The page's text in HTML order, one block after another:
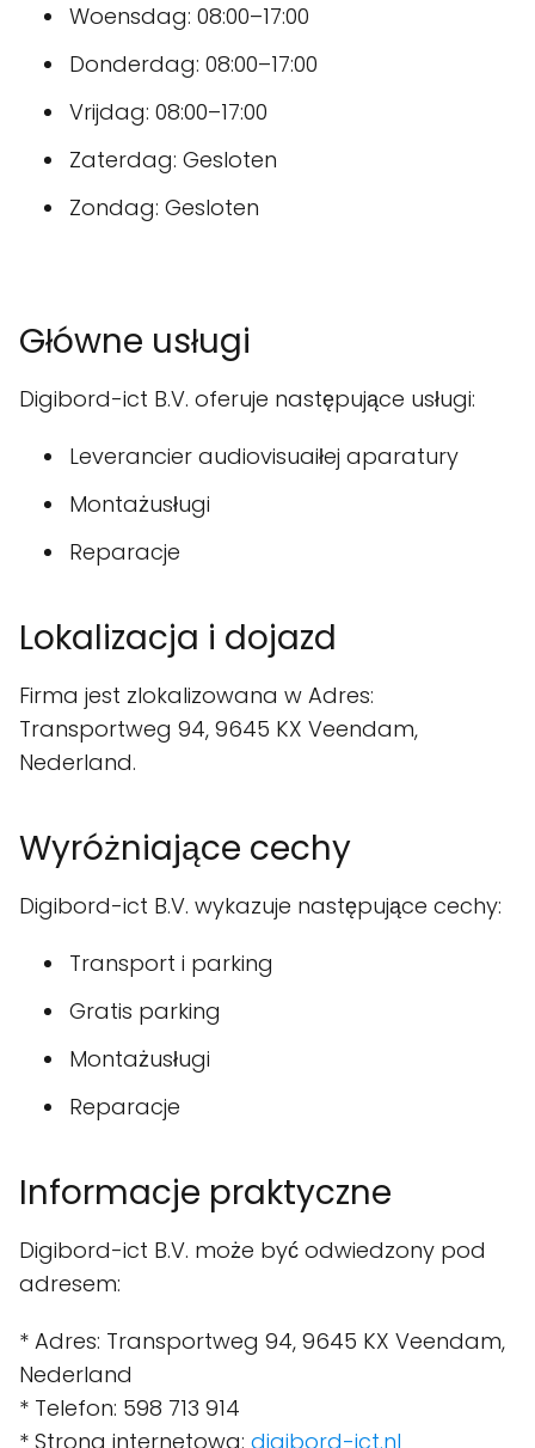
Woensdag: 08:00–17:00
Donderdag: 08:00–17:00
Vrijdag: 08:00–17:00
Zaterdag: Gesloten
Zondag: Gesloten
Główne usługi
Digibord-ict B.V. oferuje następujące usługi:
Leverancier audiovisuaiłej aparatury
Montażusługi
Reparacje
Lokalizacja i dojazd
Firma jest zlokalizowana w Adres:
Transportweg 94, 9645 KX Veendam,
Nederland.
Wyróżniające cechy
Digibord-ict B.V. wykazuje następujące cechy:
Transport i parking
Gratis parking
Montażusługi
Reparacje
Informacje praktyczne
Digibord-ict B.V. może być odwiedzony pod
adresem:
* Adres: Transportweg 94, 9645 KX Veendam,
Nederland
* Telefon: 598 713 914
* Strona internetowa: digibord-ict.nl